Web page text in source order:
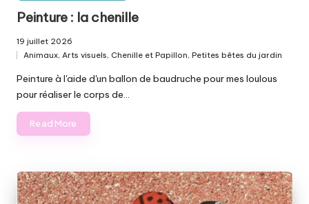
Peinture : la chenille
19 juillet 2026
Posted
in
Animaux, Arts visuels, Chenille et Papillon, Petites bêtes du jardin
Peinture à l'aide d'un ballon de baudruche pour mes loulous
pour réaliser le corps de…
Read More